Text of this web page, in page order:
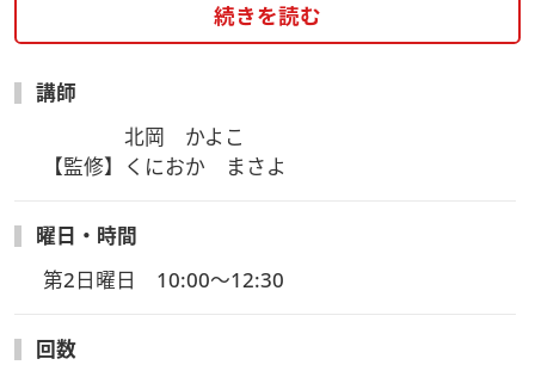
続きを読む
講師
北岡　かよこ
【監修】くにおか　まさよ
曜日・時間
第2日曜日　10:00～12:30
回数